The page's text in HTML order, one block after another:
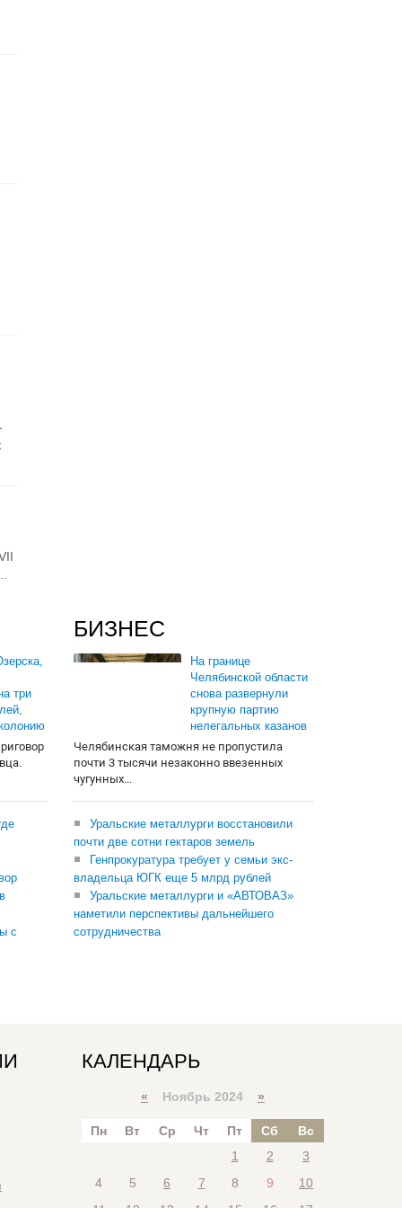
три
с
БИЗНЕС
На границе
Челябинской области
снова развернули
крупную партию
нелегальных казанов
Челябинская таможня не пропустила
почти 3 тысячи незаконно ввезенных
чугунных...
Уральские металлурги восстановили
почти две сотни гектаров земель
Генпрокуратура требует у семьи экс-
владельца ЮГК еще 5 млрд рублей
Уральские металлурги и «АВТОВАЗ»
наметили перспективы дальнейшего
сотрудничества
КАЛЕНДАРЬ
« Ноябрь 2024 »
Пн Вт Ср Чт Пт Сб
Вс
1
2
3
4
5 6 7 8 9
10